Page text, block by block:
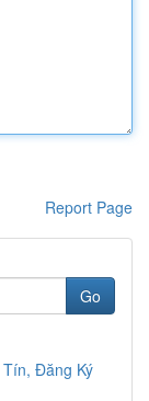
Report Page
Go
Đăng Ký